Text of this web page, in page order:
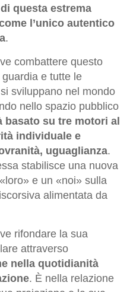
questa estrema
l’unico autentico
.
combattere questo
e tutte le
sviluppano nel mondo
nello spazio pubblico
basato su tre motori al
individuale e
uguaglianza.
stabilisce una nuova
e un «noi» sulla
alimentata da
rifondare la sua
attraverso
nella quotidianità
. È nella relazione